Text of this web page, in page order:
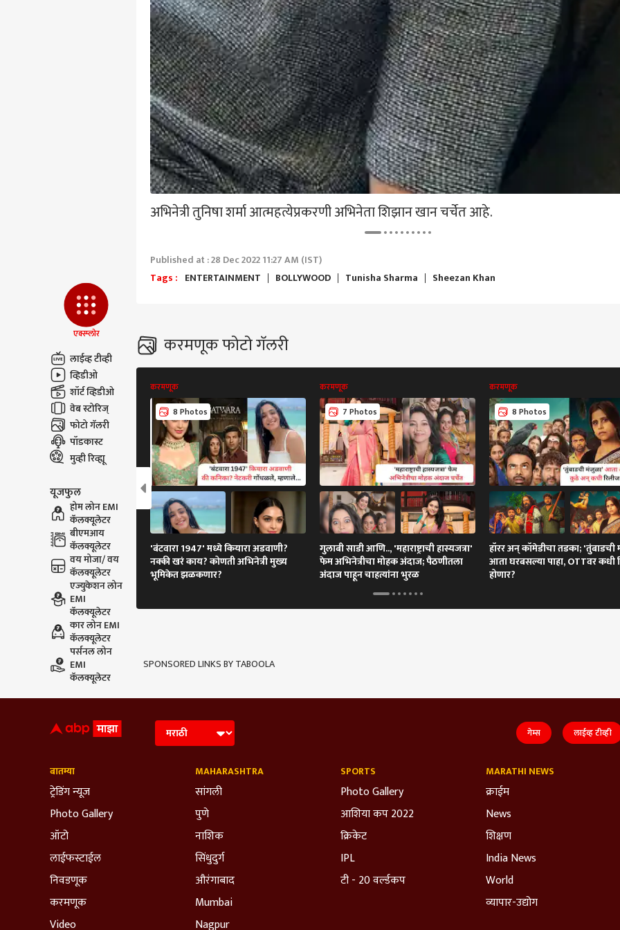
एक्स्प्लोर
लाईव्ह टीव्ही
व्हिडीओ
शॉर्ट व्हिडीओ
वेब स्टोरिज्
फोटो गॅलरी
पॉडकास्ट
मुव्ही रिव्ह्यू
यूजफुल
होम लोन EMI
कॅलक्यूलेटर
बीएमआय
कॅलक्यूलेटर
वय मोजा/ वय
कॅलक्यूलेटर
एज्युकेशन लोन
EMI
कॅलक्यूलेटर
कार लोन EMI
कॅलक्यूलेटर
पर्सनल लोन
EMI
कॅलक्यूलेटर
अभिनेत्री तुनिषा शर्मा आत्महत्येप्रकरणी अभिनेता शिझान खान चर्चेत आहे.
Published at : 28 Dec 2022 11:27 AM (IST)
Tags : ENTERTAINMENT BOLLYWOOD Tunisha Sharma Sheezan Khan
करमणूक फोटो गॅलरी
करमणूक
8 Photos
'बंटवारा 1947' मध्ये कियारा अडवाणी?
नक्की खरं काय? कोणती अभिनेत्री मुख्य
भूमिकेत झळकणार?
करमणूक
7 Photos
गुलाबी साडी आणि.., 'महाराष्ट्राची हास्यजत्रा'
फेम अभिनेत्रीचा मोहक अंदाज; पैठणीतला
अंदाज पाहून चाहत्यांना भुरळ
करमणूक
8 Photos
हॉरर अन् कॉमेडीचा तडका;
आता घरबसल्या पाहा, OTTवर कधी
होणार?
SPONSORED LINKS BY TABOOLA
LOGIN
1200 मीटर किती मिनिटात
पूर्ण करावी लागणार? हा सुद्धा
नियम ठरला
मुलांना देवाचं रूप मानलं जाते,
तरीही आंदोलनात लाठीचार्ज,
पेलेट गन फायर करण्यात
आल्या, Gen Z चर्चेत थेट प्रश्न
विचारताच सरसंघचालक
मोहन भागवत नेमकं काय
म्हणाले? पहिल्यांदाच जाहीर
भाष्य
एकनाथ शिंदे अचानक दरे
गावातून मुंबईकडे रवाना,
अमित शाहांच्या भेटीसाठी
दौरा आटोपल्याची सूत्रांची
माहिती
इथेनॉल, पेपरफुटीविरोधात
बोलणाऱ्यांची खाती बंद
करण्यासाठी सरकारचा
मेटावर दबाव, मेटाने असली
बदमाशी करत मोदींसमोर
गुडघे टेकवू नयेत;
केजरीवालांचा गंभीर आरोप
गेम्स लाईव्ह टीव्ही
बातम्या
ट्रेडिंग न्यूज
Photo Gallery
ऑटो
लाईफस्टाईल
निवडणूक
करमणूक
Video
MAHARASHTRA
सांगली
पुणे
नाशिक
सिंधुदुर्ग
औरंगाबाद
Mumbai
Nagpur
SPORTS
Photo Gallery
आशिया कप 2022
क्रिकेट
IPL
टी - 20 वर्ल्डकप
MARATHI NEWS
क्राईम
News
शिक्षण
India News
World
व्यापार-उद्योग